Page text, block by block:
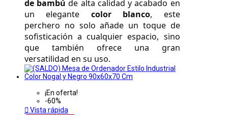
de bambú de alta calidad y acabado en
un elegante color blanco, este
perchero no solo añade un toque de
sofisticación a cualquier espacio, sino
que también ofrece una gran
versatilidad en su uso.
¡En oferta!
-60%
 Vista rápida